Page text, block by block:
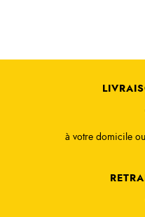
à votre domicile